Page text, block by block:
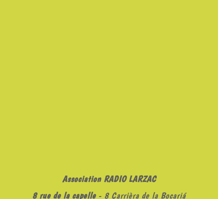
Association RADIO LARZAC
8 rue de la capelle- 8 Carrièra de la Bocariá